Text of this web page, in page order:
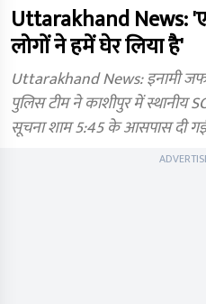
Uttarakhand News:
लोगों ने हमें घेर लिया है'
Uttarakhand News: इनामी
पुलिस टीम ने काशीपुर में स्थानीय
सूचना शाम 5:45 के आसपास दी